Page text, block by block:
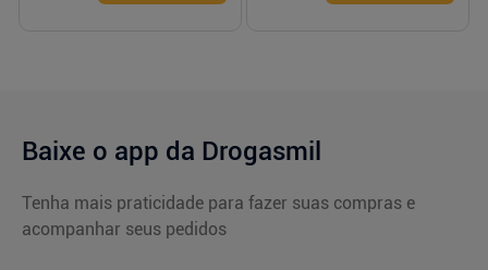
Baixe o app da Drogasmil
Tenha mais praticidade para fazer suas compras e
acompanhar seus pedidos